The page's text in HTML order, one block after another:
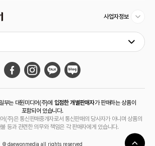
사업자정보
부는 대원미디어(주)에 입점한 개별판매자가 판매하는 상품이
포함되어 있습니다.
(주)은 통신판매중개자로서 통신판매의 당사자가 아니며 상품의
불 등과 관련한 의무와 책임은 각 판매자에게 있습니다.
© daewonmedia all rights reserved